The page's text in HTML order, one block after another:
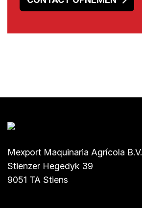
Mexport Maquinaria Agrícola B.V.
Stienzer Hegedyk 39
9051 TA Stiens